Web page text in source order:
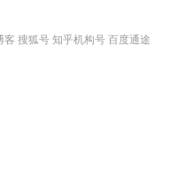
客 搜狐号 知乎机构号 百度通途